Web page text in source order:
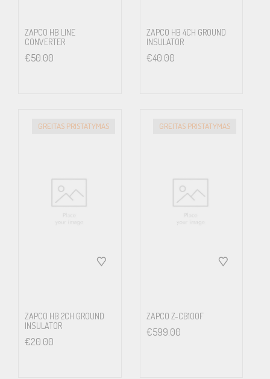
ZAPCO HB LINE
CONVERTER
€50.00
ZAPCO HB 4CH GROUND
INSULATOR
€40.00
GREITAS PRISTATYMAS
ZAPCO HB 2CH GROUND
INSULATOR
€20.00
GREITAS PRISTATYMAS
ZAPCO Z-CB100F
€599.00